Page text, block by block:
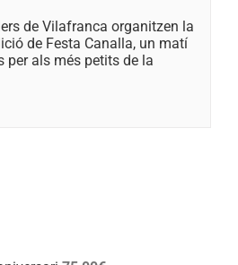
de Vilafranca organitzen la
de Festa Canalla, un matí
per als més petits de la